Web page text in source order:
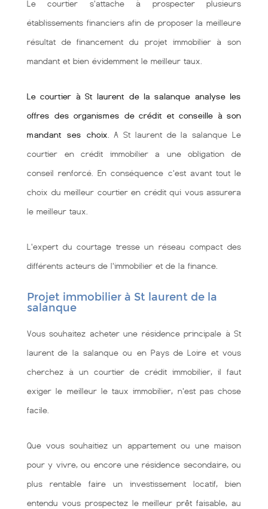
Le courtier s'attache à prospecter plusieurs
établissements financiers afin de proposer la meilleure
résultat de financement du projet immobilier à son
mandant et bien évidemment le meilleur taux.
Le courtier à St laurent de la salanque analyse les
offres des organismes de crédit et conseille à son
mandant ses choix . A St laurent de la salanque Le
courtier en crédit immobilier a une obligation de
conseil renforcé. En conséquence c'est avant tout le
choix du meilleur courtier en crédit qui vous assurera
le meilleur taux.
L'expert du courtage tresse un réseau compact des
différents acteurs de l'immobilier et de la finance.
Projet immobilier à St laurent de la
salanque
Vous souhaitez acheter une résidence principale à St
laurent de la salanque ou en Pays de Loire et vous
cherchez à un courtier de crédit immobilier, il faut
exiger le meilleur le taux immobilier, n'est pas chose
facile.
Que vous souhaitiez un appartement ou une maison
pour y vivre, ou encore une résidence secondaire, ou
plus rentable faire un investissement locatif, bien
entendu vous prospectez le meilleur prêt faisable, au